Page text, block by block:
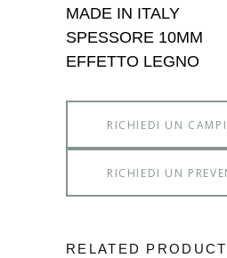
MADE IN ITALY
SPESSORE 10MM
EFFETTO LEGNO
RICHIEDI UN
RICHIEDI UN
RELATED